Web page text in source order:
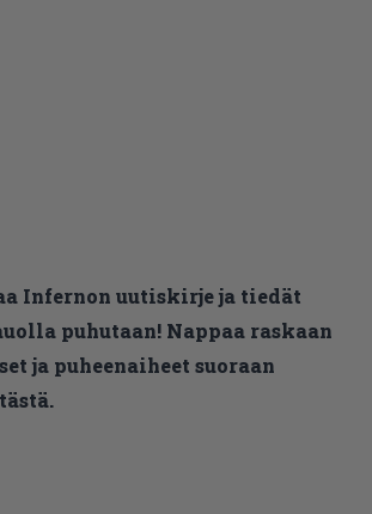
Infernon uutiskirje ja tiedät
puhutaan! Nappaa raskaan
ja puheenaiheet suoraan